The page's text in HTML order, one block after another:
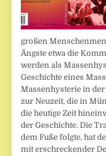
großen
Ängste etwa die
werden als
Geschichte eines
Massenhysterie in
zur Neuzeit, die in
die heutige Zeit
der Geschichte. Die
dem Fuße folgte, hat
mit erschreckender